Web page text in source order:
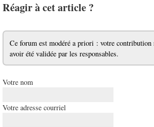
Réagir à cet article ?
Ce forum est modéré a priori : votre contribution
avoir été validée par les responsables.
Votre nom
Votre adresse courriel